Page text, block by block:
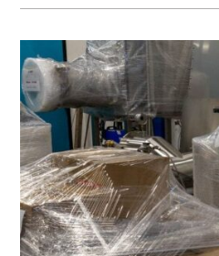
# Zurück zu allen News